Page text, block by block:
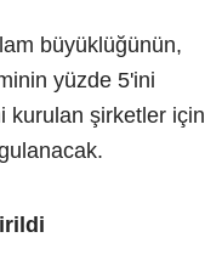
büyüklüğünün,
yüzde 5'ini
kurulan şirketler için